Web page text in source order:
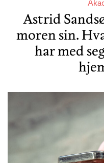
Astrid
moren sin.
har med